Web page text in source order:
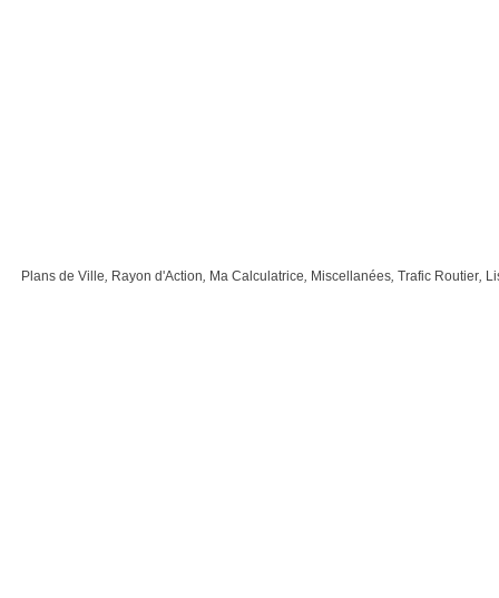
Plans de Ville, Rayon d'Action, Ma Calculatrice, Miscellanées, Trafic Routier,